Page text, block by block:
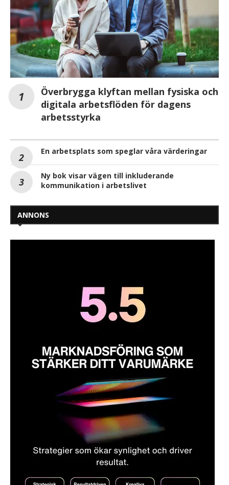
Överbrygga klyftan mellan fysiska och
digitala arbetsflöden för dagens
arbetsstyrka
En arbetsplats som speglar våra värderingar
Ny bok visar vägen till inkluderande
kommunikation i arbetslivet
ANNONS